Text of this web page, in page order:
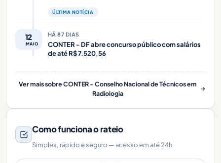
ÚLTIMA NOTÍCIA
12
MAIO
HÁ 87 DIAS
CONTER - DF abre concurso público com salários
de até R$ 7.520,56
Ver mais sobre CONTER - Conselho Nacional de Técnicos em
Radiologia
Como funciona o rateio
Simples, rápido e seguro — acesso em até 24h